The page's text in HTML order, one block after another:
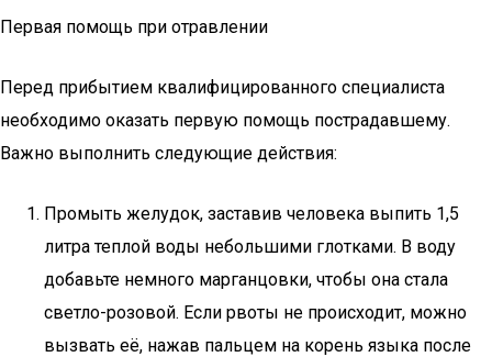
Первая помощь при отравлении
Перед прибытием квалифицированного специалиста
необходимо оказать первую помощь пострадавшему.
Важно выполнить следующие действия:
Промыть желудок, заставив человека выпить 1,5
литра теплой воды небольшими глотками. В воду
добавьте немного марганцовки, чтобы она стала
светло-розовой. Если рвоты не происходит, можно
вызвать её, нажав пальцем на корень языка после